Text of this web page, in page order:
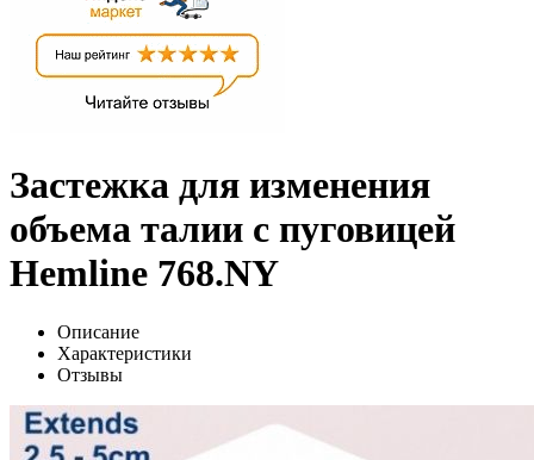
Застежка для изменения
объема талии с пуговицей
Hemline 768.NY
Описание
Характеристики
Отзывы